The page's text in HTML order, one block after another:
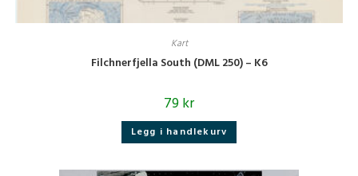
Kart
Filchnerfjella South (DML 250) – K6
79kr
Legg i handlekurv